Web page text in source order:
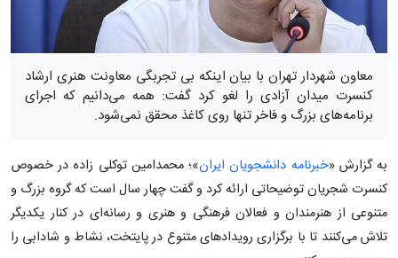
معاون شهردار تهران با بیان اینکه بی تجربگی معاونت هنری ارشاد
کنسرت میدان آزادی را لغو کرد گفت: همه می‌دانیم که اجرای
برنامه‌های بزرگ و فاخر تنها روی کاغذ محقق نمی‌شود.
به گزارش «خبرنامه دانشجویان ایران»؛ محمدامین توکلی زاده در خصوص
کنسرت شجریان توضیحاتی ارائه کرد و گفت چهار سال است که گروه بزرگ و
متنوعی از هنرمندان و فعالان فرهنگی و هنری و رسانه‌ای در کنار یکدیگر
تلاش می‌کنند تا با برگزاری رویدادهای متنوع در پایتخت، نشاط و شادابی را